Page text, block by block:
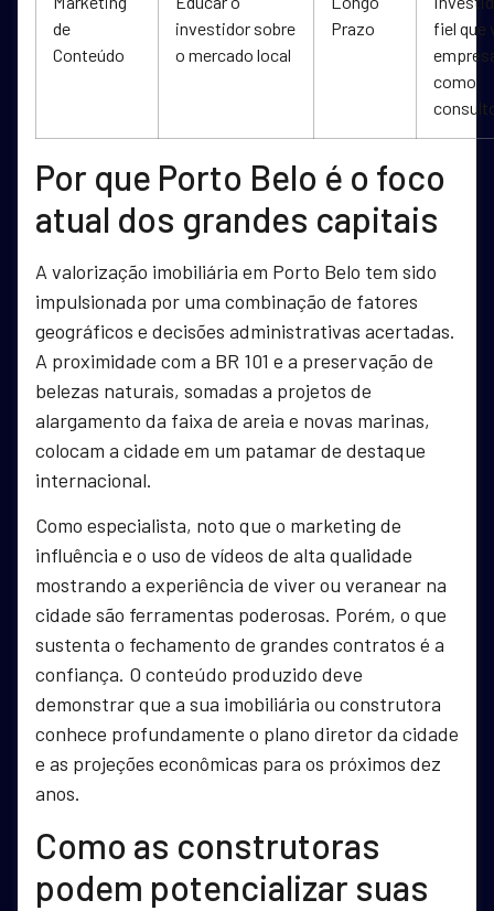
de
Conteúdo
investidor sobre
o mercado local
Prazo
fiel que
como
Por que Porto Belo é o foco
atual dos grandes capitais
A valorização imobiliária em Porto Belo tem sido
impulsionada por uma combinação de fatores
geográficos e decisões administrativas acertadas.
A proximidade com a BR 101 e a preservação de
belezas naturais, somadas a projetos de
alargamento da faixa de areia e novas marinas,
colocam a cidade em um patamar de destaque
internacional.
Como especialista, noto que o marketing de
influência e o uso de vídeos de alta qualidade
mostrando a experiência de viver ou veranear na
cidade são ferramentas poderosas. Porém, o que
sustenta o fechamento de grandes contratos é a
confiança. O conteúdo produzido deve
demonstrar que a sua imobiliária ou construtora
conhece profundamente o plano diretor da cidade
e as projeções econômicas para os próximos dez
anos.
Como as construtoras
podem potencializar suas